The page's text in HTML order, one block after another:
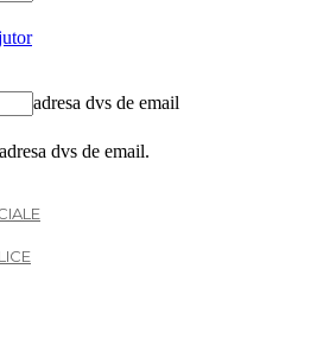
adresa dvs de email
dvs de email.